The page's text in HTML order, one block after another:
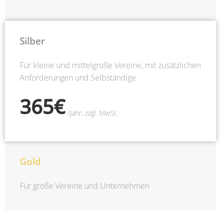
Silber
Für kleine und mittelgroße Vereine, mit zusätzlichen
Anforderungen und Selbständige
365€ /Jahr, zzgl. MwSt.​
Gold
Für große Vereine und Unternehmen